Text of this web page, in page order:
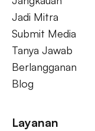
Jadi Mitra
Submit Media
Tanya Jawab
Berlangganan
Blog
Layanan